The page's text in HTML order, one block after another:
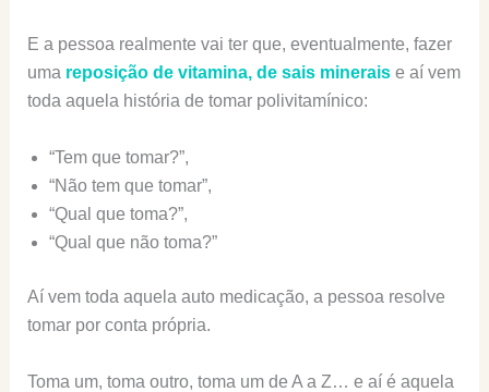
E a pessoa realmente vai ter que, eventualmente, fazer
uma reposição de vitamina, de sais mineraise aí vem
toda aquela história de tomar polivitamínico:
“Tem que tomar?”,
“Não tem que tomar”,
“Qual que toma?”,
“Qual que não toma?”
Aí vem toda aquela auto medicação, a pessoa resolve
tomar por conta própria.
Toma um, toma outro, toma um de A a Z… e aí é aquela